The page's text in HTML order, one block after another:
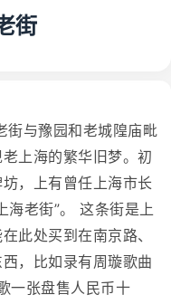
街
街与豫园和老城隍庙毗
上海的繁华旧梦。初
，上有曾任上海市长
海老街”。 这条街是上
此处买到在南京路、
，比如录有周璇歌曲
一张盘售人民币十